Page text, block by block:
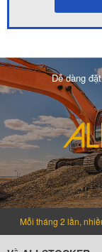
Dễ dàng
Mỗi tháng 2 lần,